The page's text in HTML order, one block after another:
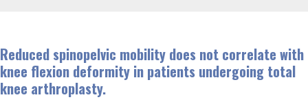
Reduced spinopelvic mobility does not correlate with
knee flexion deformity in patients undergoing total
knee arthroplasty.